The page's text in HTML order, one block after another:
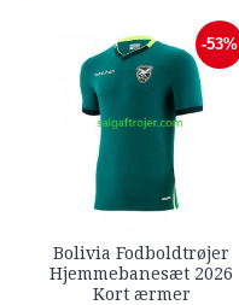
-53%
Bolivia Fodboldtrøjer
Hjemmebanesæt 2026
Kort ærmer